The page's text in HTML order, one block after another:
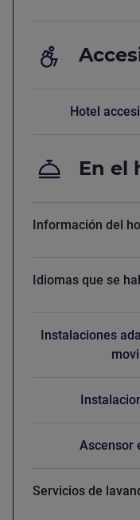
Hotel
En el
Información del
Idiomas que se
Instalaciones
Ascensor
Servicios de